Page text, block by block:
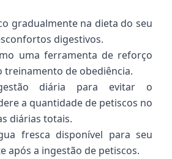
gradualmente na dieta do seu
digestivos.
uma ferramenta de reforço
treinamento de obediência.
diária para evitar o
a quantidade de petiscos no
diárias totais.
fresca disponível para seu
após a ingestão de petiscos.